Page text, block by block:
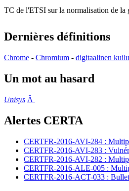
TC de l'ETSI sur la normalisation de
Dernières définitions
Chrome - Chromium - digitaalinen kuilu
Un mot au hasard
Unisys Â
Alertes CERTA
CERTFR-2016-AVI-284 :
CERTFR-2016-AVI-283 :
CERTFR-2016-AVI-282 :
CERTFR-2016-ALE-005 :
CERTFR-2016-ACT-033 :